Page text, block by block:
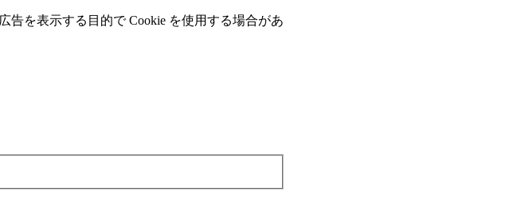
を表⽰する⽬的で Cookie を使⽤する場合があ